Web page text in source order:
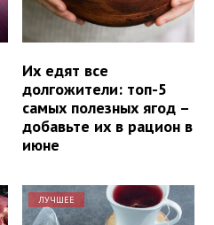
Их едят все
долгожители: топ-5
самых полезных ягод –
добавьте их в рацион в
июне
ЛУЧШЕЕ